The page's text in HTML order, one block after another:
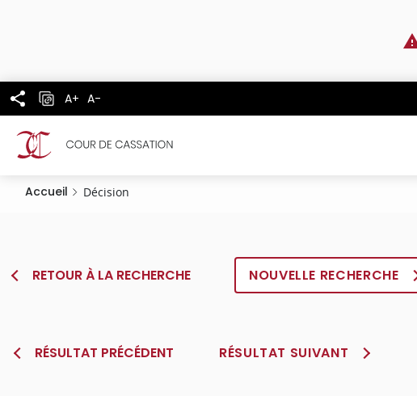
A+ A-
Accueil Décision
RETOUR À LA RECHERCHE NOUVELLE RECHERCHE
RÉSULTAT PRÉCÉDENT RÉSULTAT SUIVANT